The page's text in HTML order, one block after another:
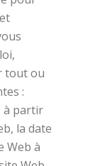
tout ou
:
à partir
la date
Web à